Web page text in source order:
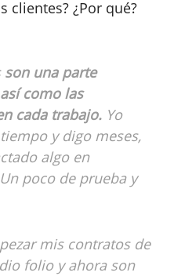
clientes? ¿Por qué?
son una parte
como las
cada trabajo. Yo
y digo meses,
algo en
poco de prueba y
mis contratos de
folio y ahora son